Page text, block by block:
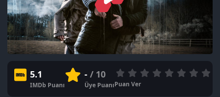
5.1
IMDb Puanı
-/ 10
Üye PuanıPuan Ver